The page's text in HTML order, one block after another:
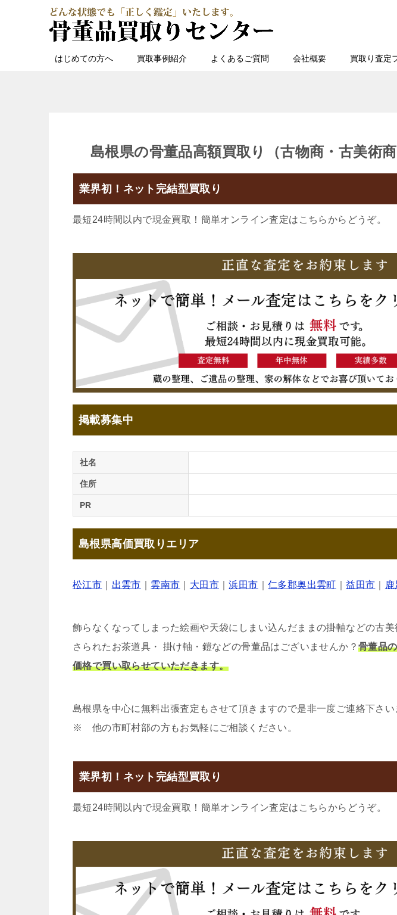
はじめての方へ 買取事例紹介 よくあるご質問 会社概要 買取り査定
島根県の骨董品高額買取り（古物商・古美術
業界初！ネット完結型買取り
最短24時間以内で現金買取！簡単オンライン査定はこちらからどうぞ。
掲載募集中
社名
住所
PR
島根県高価買取りエリア
松江市 出雲市 雲南市 大田市 ｜浜田市 ｜仁多郡奥出雲町 ｜益田市
飾らなくなってしまった絵画や天袋にしまい込んだままの掛軸などの古
さられたお茶道具・ 掛け軸・鎧などの骨董品はございませんか？ 骨董品
価格で買い取らせていただきます。
島根県を中心に無料出張査定もさせて頂きますので是非一度ご連絡下さい
※ 他の市町村部の方もお気軽にご相談ください。
業界初！ネット完結型買取り
最短24時間以内で現金買取！簡単オンライン査定はこちらからどうぞ。